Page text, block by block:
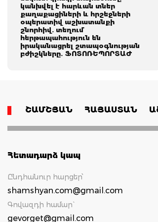
կանխվել է հարևան տներ
քաղաքացիների և հրշեջների
օպերատիվ աշխատանքի
շնորհիվ. տեղում
հերթապահություն են
իրականացրել շտապօգնության
բժիշկները. ՖՈՏՈՌԵՊՈՐՏԱԺ
ՇԱՄՇՅԱՆ ՀԱՅԱՍՏԱՆ
Հետադարձ կապ
Ընդհանուր հարցեր՝
shamshyan.com@gmail.com
Գովազդի համար`
gevorget@gmail.com